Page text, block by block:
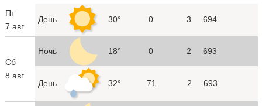
Пт
7 авг
День 30° 0 3 694
Сб
8 авг
Ночь 18° 0 2 693
День 32° 71 2 693